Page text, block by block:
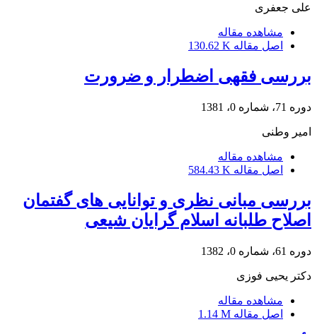
علی جعفری
مشاهده مقاله
اصل مقاله 130.62 K
بررسی فقهی اضطرار و ضرورت
دوره 71، شماره 0، 1381
امیر وطنی
مشاهده مقاله
اصل مقاله 584.43 K
بررسی مبانی نظری و توانایی های گفتمان
اصلاح طلبانه اسلام گرایان شیعی
دوره 61، شماره 0، 1382
دکتر یحیی فوزی
مشاهده مقاله
اصل مقاله 1.14 M